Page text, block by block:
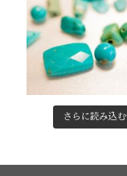
さらに読み込む